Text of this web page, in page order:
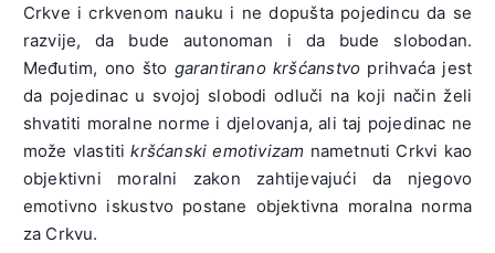
Crkve i crkvenom nauku i ne dopušta pojedincu da se
razvije, da bude autonoman i da bude slobodan.
Međutim, ono što garantirano kršćanstvo prihvaća jest
da pojedinac u svojoj slobodi odluči na koji način želi
shvatiti moralne norme i djelovanja, ali taj pojedinac ne
može vlastitikršćanski emotivizam nametnuti Crkvi kao
objektivni moralni zakon zahtijevajući da njegovo
emotivno iskustvo postane objektivna moralna norma
za Crkvu.